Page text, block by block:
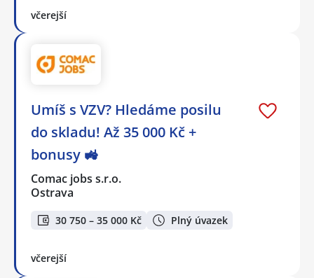
včerejší
Umíš s VZV? Hledáme posilu
do skladu! Až 35 000 Kč +
bonusy 🚜
Comac jobs s.r.o.
Ostrava
30 750 – 35 000 Kč Plný úvazek
včerejší